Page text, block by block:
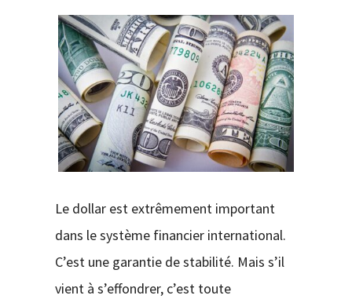
NOS AGENCES
CONTACT
Le dollar est extrêmement important
dans le système financier international.
C’est une garantie de stabilité. Mais s’il
vient à s’effondrer, c’est toute